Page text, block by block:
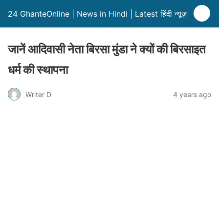
24 GhanteOnline | News in Hindi | Latest हिंदी न्यूज़
जानें आदिवासी नेता बिरसा मुंडा ने क्यों की बिरसाइत
धर्म की स्थापना
Writer D 4 years ago